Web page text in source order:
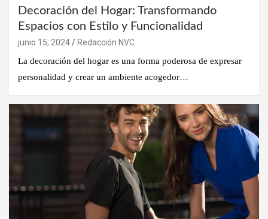
Decoración del Hogar: Transformando
Espacios con Estilo y Funcionalidad
junio 15, 2024
Redacción NVC
La decoración del hogar es una forma poderosa de expresar
personalidad y crear un ambiente acogedor…